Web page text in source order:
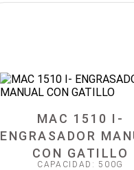
MAC 1510 I-
ENGRASADOR
CON GATILLO
CAPACIDAD: 500G